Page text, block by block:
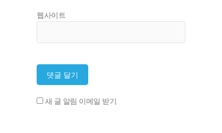
웹사이트
새 글 알림 이메일 받기